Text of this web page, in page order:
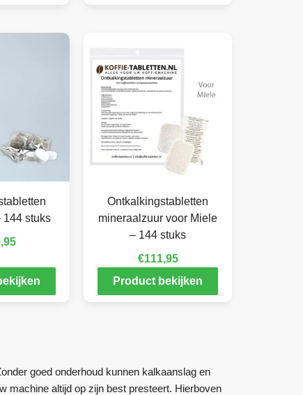
144 stuks
Ontkalkingstabletten
mineraalzuur voor Miele
– 144 stuks
€111,95
Product bekijken
goed onderhoud kunnen kalkaanslag en
machine altijd op zijn best presteert. Hierboven